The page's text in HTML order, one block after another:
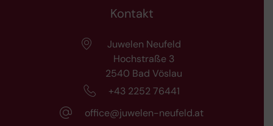
Kontakt
Juwelen Neufeld
Hochstraße 3
2540 Bad Vöslau
+43 2252 76441
office@juwelen-neufeld.at